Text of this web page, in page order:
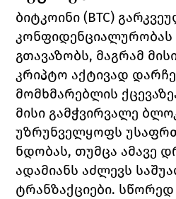
ბიტკოინი (BTC)
გთავაზობს, მაგრამ
კრიპტო აქტივად
მომხმარებლის
მისი გამჭვირვალე
უზრუნველყოფს
ნდობას, თუმცა ამავე
ადამიანს აძლევს
ტრანზაქციები. სწორედ